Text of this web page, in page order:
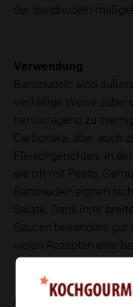
der Bandnudeln
Verwendung
Bandnudeln sind
vielfältige Weise
hervorragend zu
Carbonara, aber auch
Fleischgerichten. In
sie oft mit Pesto,
Bandnudeln eignen
Salate. Dank ihrer
Saucen besonders
vielen Rezepten eine
Nährwerte